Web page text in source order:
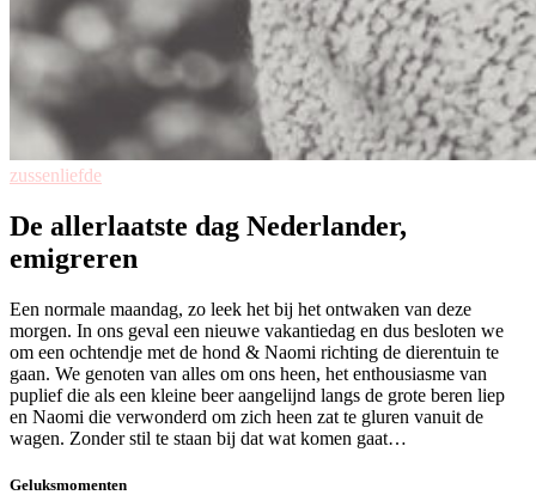
zussenliefde
De allerlaatste dag Nederlander,
emigreren
Een normale maandag, zo leek het bij het ontwaken van deze
morgen. In ons geval een nieuwe vakantiedag en dus besloten we
om een ochtendje met de hond & Naomi richting de dierentuin te
gaan. We genoten van alles om ons heen, het enthousiasme van
puplief die als een kleine beer aangelijnd langs de grote beren liep
en Naomi die verwonderd om zich heen zat te gluren vanuit de
wagen. Zonder stil te staan bij dat wat komen gaat…
Geluksmomenten